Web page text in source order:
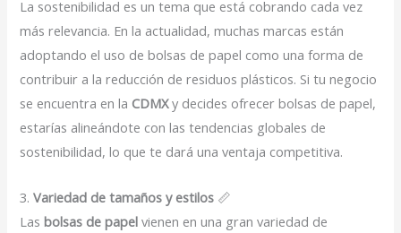
La sostenibilidad es un tema que está cobrando cada vez
más relevancia. En la actualidad, muchas marcas están
adoptando el uso de bolsas de papel como una forma de
contribuir a la reducción de residuos plásticos. Si tu negocio
se encuentra en la CDMXy decides ofrecer bolsas de papel,
estarías alineándote con las tendencias globales de
sostenibilidad, lo que te dará una ventaja competitiva.
3.Variedad de tamaños y estilos 📏
Lasbolsas de papelvienen en una gran variedad de